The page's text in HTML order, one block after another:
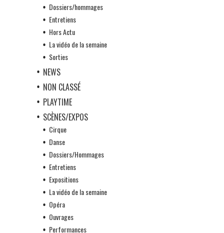
Dossiers/hommages
Entretiens
Hors Actu
La vidéo de la semaine
Sorties
NEWS
NON CLASSÉ
PLAYTIME
SCÈNES/EXPOS
Cirque
Danse
Dossiers/Hommages
Entretiens
Expositions
La vidéo de la semaine
Opéra
Ouvrages
Performances